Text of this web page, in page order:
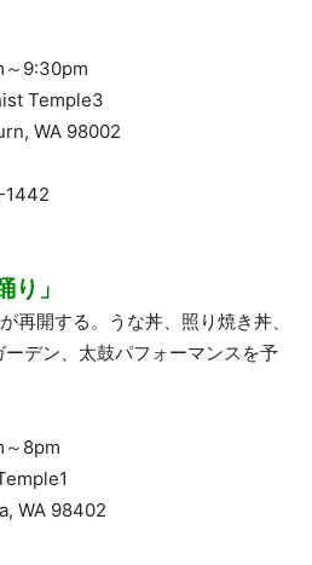
9:30pm
Temple3
WA 98002
り」
再開する。うな丼、照り焼き丼、
デン、太鼓パフォーマンスを予
8pm
WA 98402